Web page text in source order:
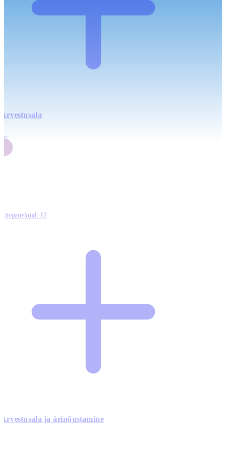
Arvestusala
20
Ettepanekuid: 12
Arvestusala ja ärinõustamine